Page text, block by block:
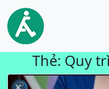
Thẻ: Quy